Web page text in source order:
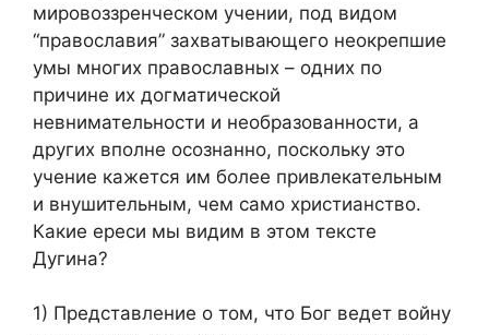
мировоззренческом учении, под видом
“православия” захватывающего неокрепшие
умы многих православных – одних по
причине их догматической
невнимательности и необразованности, а
других вполне осознанно, поскольку это
учение кажется им более привлекательным
и внушительным, чем само христианство.
Какие ереси мы видим в этом тексте
Дугина?
1) Представление о том, что Бог ведет войну